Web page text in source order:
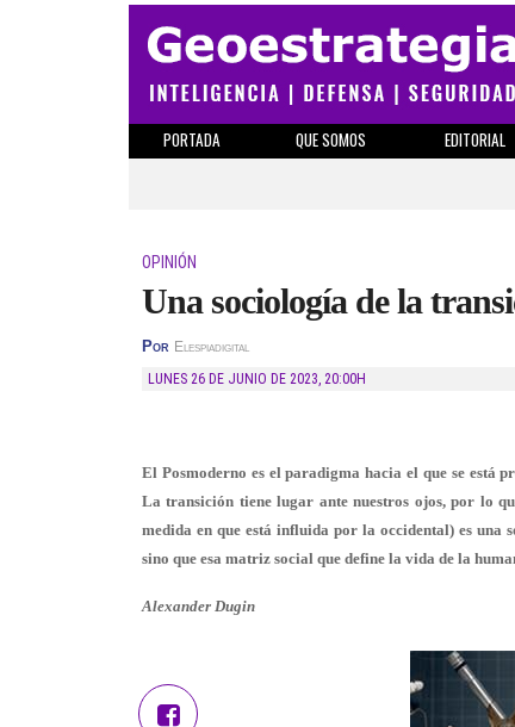
PORTADA QUE SOMOS EDITORIAL
OPINIÓN
Una sociología de la
Por Elespiadigital
LUNES 26 DE JUNIO DE 2023, 20:00H
El Posmoderno es el paradigma hacia el que se está
La transición tiene lugar ante nuestros ojos, por lo
medida en que está influida por la occidental) es una
sino que esa matriz social que define la vida de la
Alexander Dugin